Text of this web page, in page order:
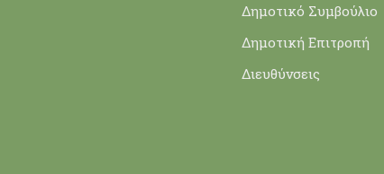
Δημοτικό Συμβούλιο
Δημοτική Επιτροπή
Διευθύνσεις